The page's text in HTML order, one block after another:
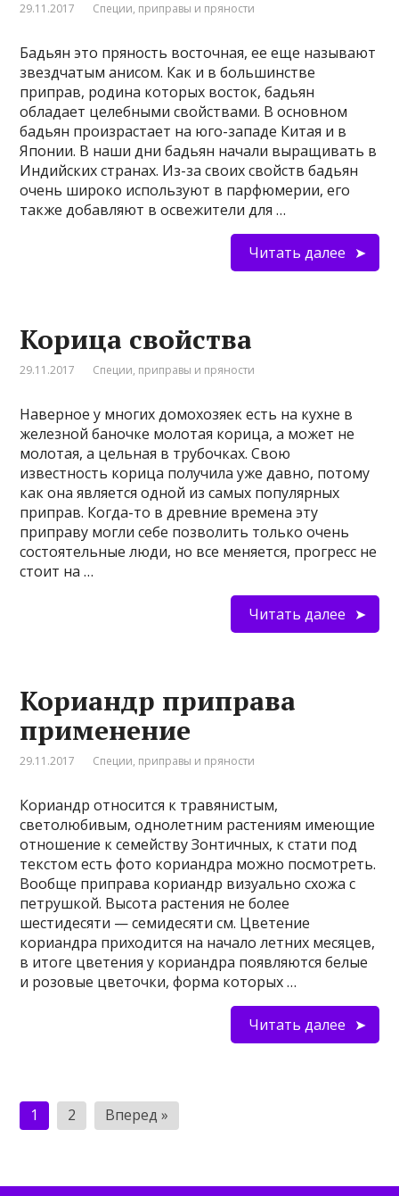
29.11.2017 Специи, приправы и пряности
Бадьян это пряность восточная, ее еще называют
звездчатым анисом. Как и в большинстве
приправ, родина которых восток, бадьян
обладает целебными свойствами. В основном
бадьян произрастает на юго-западе Китая и в
Японии. В наши дни бадьян начали выращивать в
Индийских странах. Из-за своих свойств бадьян
очень широко используют в парфюмерии, его
также добавляют в освежители для …
Читать далее
Корица свойства
29.11.2017 Специи, приправы и пряности
Наверное у многих домохозяек есть на кухне в
железной баночке молотая корица, а может не
молотая, а цельная в трубочках. Свою
известность корица получила уже давно, потому
как она является одной из самых популярных
приправ. Когда-то в древние времена эту
приправу могли себе позволить только очень
состоятельные люди, но все меняется, прогресс не
стоит на …
Читать далее
Кориандр приправа
применение
29.11.2017 Специи, приправы и пряности
Кориандр относится к травянистым,
светолюбивым, однолетним растениям имеющие
отношение к семейству Зонтичных, к стати под
текстом есть фото кориандра можно посмотреть.
Вообще приправа кориандр визуально схожа с
петрушкой. Высота растения не более
шестидесяти — семидесяти см. Цветение
кориандра приходится на начало летних месяцев,
в итоге цветения у кориандра появляются белые
и розовые цветочки, форма которых …
Читать далее
Пагинация
записей
1 2 Вперед »